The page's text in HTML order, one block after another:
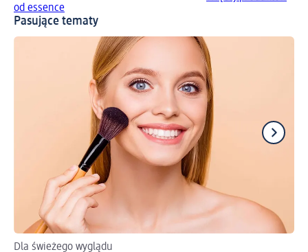
od essence
Pasujące tematy
Dla świeżego wyglądu